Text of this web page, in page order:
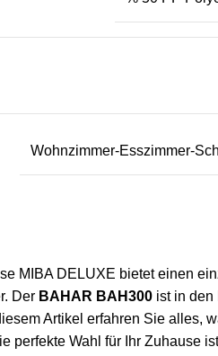
Wohnzimmer-Esszimmer-
MIBA DELUXE bietet einen
Der BAHAR BAH300 ist in den
Artikel erfahren Sie alles,
perfekte Wahl für Ihr Zuhause